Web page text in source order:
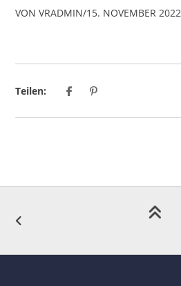
VONVRADMIN/15. NOVEMBER 2022
Teilen: